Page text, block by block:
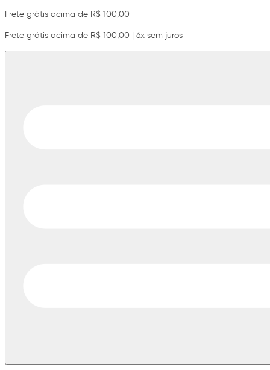
Frete grátis acima de R$ 100,00
Frete grátis acima de R$ 100,00 | 6x sem juros